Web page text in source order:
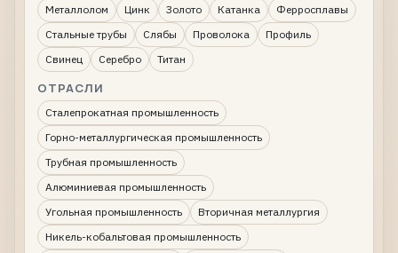
Металлолом
Цинк Золото Катанка
Ферросплавы
Стальные трубы
Слябы Проволока
Профиль
Свинец
Серебро Титан
ОТРАСЛИ
Сталепрокатная промышленность
Горно-металлургическая промышленность
Трубная промышленность
Алюминиевая промышленность
Угольная промышленность
Вторичная металлургия
Никель-кобальтовая промышленность